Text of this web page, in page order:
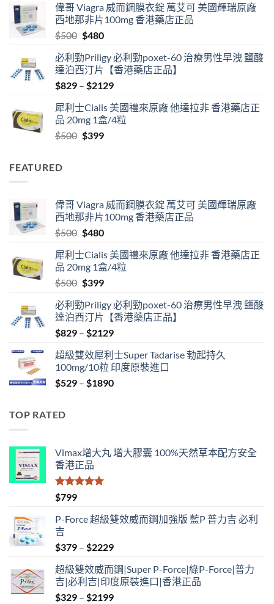
$529
through
偉哥 Viagra 威而鋼膜衣錠 萬艾可 美國輝瑞原廠
西地那非片100mg 香港藥店正品
$500 Original
was:
$500.
$480Current
is:
$480.
必利勁Priligy 必利勁poxet-60 治療男性早洩 鹽酸
達泊西汀片【香港藥店正品】
$829 – $2129Price
$829
through
犀利士Cialis 美國禮來原廠 他達拉非 香港藥店正
品 20mg 1盒/4粒
$500 Original
$399Current
FEATURED
偉哥 Viagra 威而鋼膜衣錠 萬艾可 美國輝瑞原廠
西地那非片100mg 香港藥店正品
$500 Original
was:
$500.
$480Current
is:
$480.
犀利士Cialis 美國禮來原廠 他達拉非 香港藥店正
品 20mg 1盒/4粒
$500 Original
was:
$500.
$399Current
is:
$399.
必利勁Priligy 必利勁poxet-60 治療男性早洩 鹽酸
達泊西汀片【香港藥店正品】
$829 – $2129Price
$829
through
$2129
超級雙效犀利士Super Tadarise 勃起持久
100mg/10粒 印度原裝進口
$529 – $1890Price
TOP RATED
Vimax增大丸 增大膠囊 100%天然草本配方安全
香港正品
評分
滿分 5
$799
P-Force 超級雙效威而鋼加強版 藍P 普力吉 必利
吉
$379 – $2229Price
$379
through
$2229
超級雙效威而鋼|Super P-Force|綠P-Force|普力
吉|必利吉|印度原裝進口|香港正品
$329 – $2199Price